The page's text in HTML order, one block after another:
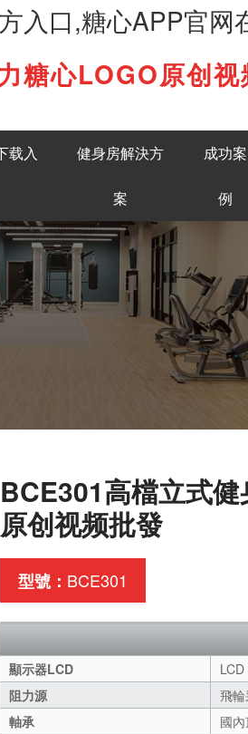
入口,糖心APP官网
English
糖心LOGO原创视
载入 健身房解決方
案
成功案
例
BCE301高檔立式
原创视频批發
型號： BCE301
顯示器LCD
阻力源
飛
軸承
國